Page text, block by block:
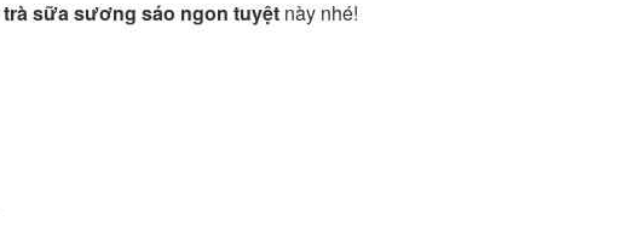
trà sữa sương sáo ngon tuyệt này nhé!